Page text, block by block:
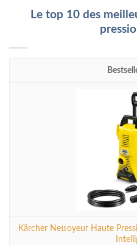
Le top 10 des
Kärcher Nettoyeur Haute